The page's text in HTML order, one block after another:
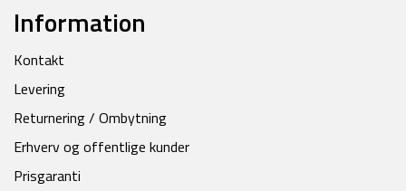
Information
Kontakt
Levering
Returnering / Ombytning
Erhverv og offentlige kunder
Prisgaranti